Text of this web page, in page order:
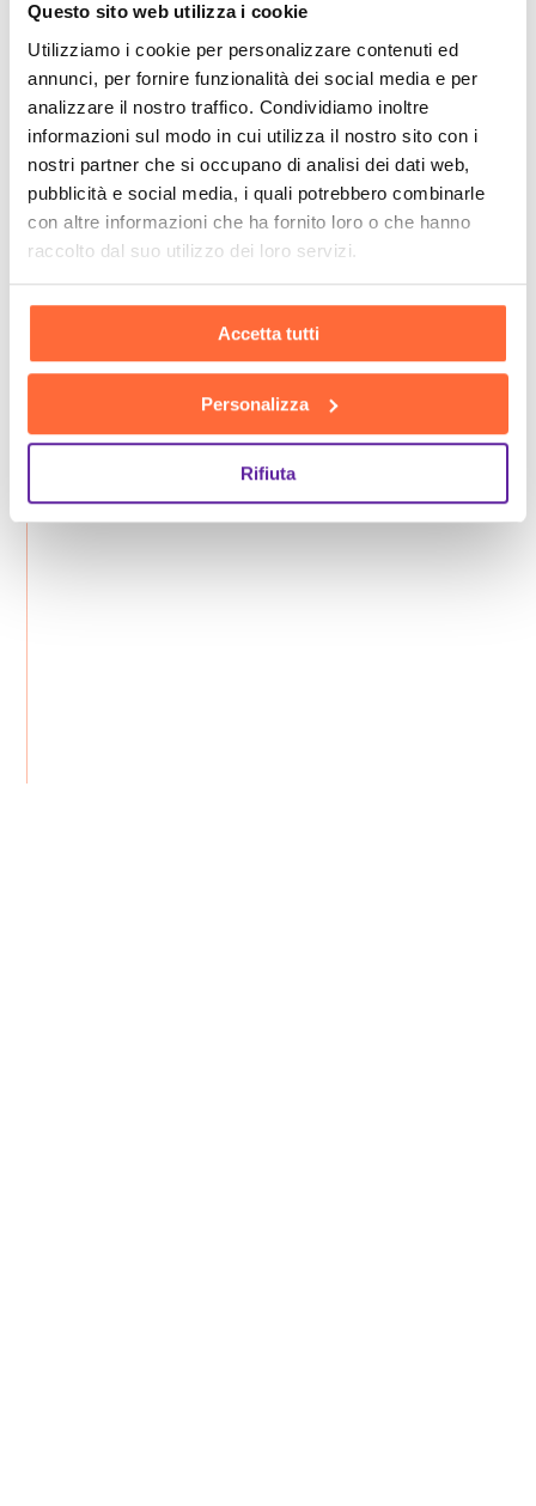
Questo sito web utilizza i cookie
Utilizziamo i cookie per personalizzare contenuti ed
annunci, per fornire funzionalità dei social media e per
analizzare il nostro traffico. Condividiamo inoltre
informazioni sul modo in cui utilizza il nostro sito con i
nostri partner che si occupano di analisi dei dati web,
pubblicità e social media, i quali potrebbero combinarle
con altre informazioni che ha fornito loro o che hanno
raccolto dal suo utilizzo dei loro servizi.
Accetta tutti
Personalizza
Rifiuta